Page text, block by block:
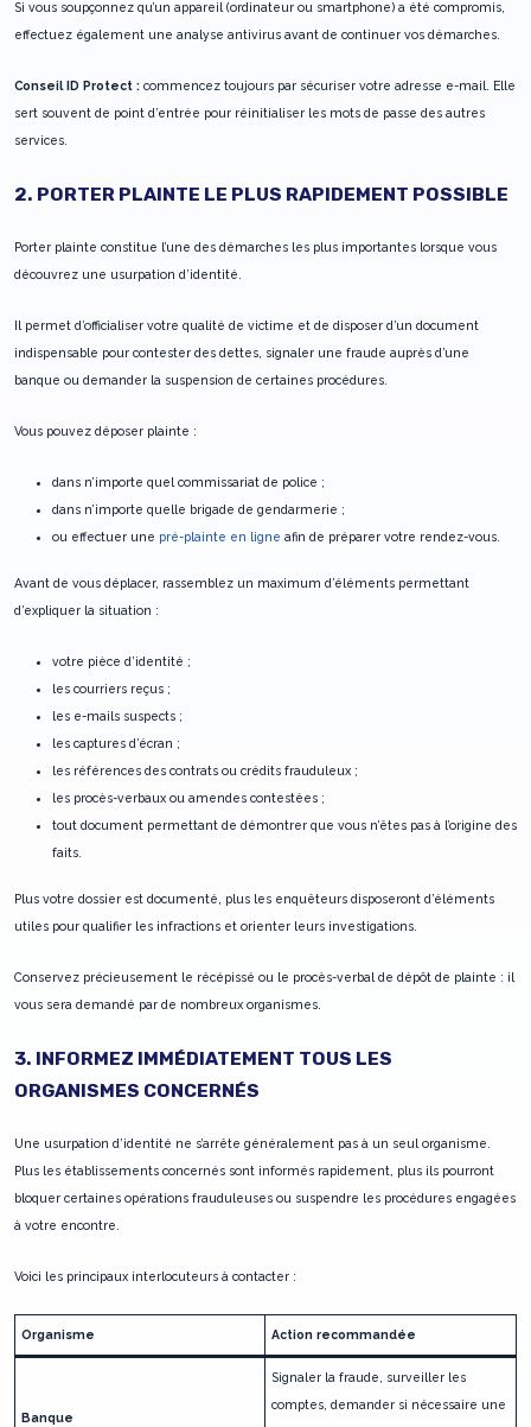
Si vous soupçonnez qu’un appareil (ordinateur ou smartphone) a été compromis,
effectuez également une analyse antivirus avant de continuer vos démarches.
Conseil ID Protect : commencez toujours par sécuriser votre adresse e-mail. Elle
sert souvent de point d’entrée pour réinitialiser les mots de passe des autres
services.
2. PORTER PLAINTE LE PLUS RAPIDEMENT POSSIBLE
Porter plainte constitue l’une des démarches les plus importantes lorsque vous
découvrez une usurpation d’identité.
Il permet d’officialiser votre qualité de victime et de disposer d’un document
indispensable pour contester des dettes, signaler une fraude auprès d’une
banque ou demander la suspension de certaines procédures.
Vous pouvez déposer plainte :
dans n’importe quel commissariat de police ;
dans n’importe quelle brigade de gendarmerie ;
ou effectuer une pré-plainte en ligne afin de préparer votre rendez-vous.
Avant de vous déplacer, rassemblez un maximum d’éléments permettant
d’expliquer la situation :
votre pièce d’identité ;
les courriers reçus ;
les e-mails suspects ;
les captures d’écran ;
les références des contrats ou crédits frauduleux ;
les procès-verbaux ou amendes contestées ;
tout document permettant de démontrer que vous n’êtes pas à l’origine des
faits.
Plus votre dossier est documenté, plus les enquêteurs disposeront d’éléments
utiles pour qualifier les infractions et orienter leurs investigations.
Conservez précieusement le récépissé ou le procès-verbal de dépôt de plainte : il
vous sera demandé par de nombreux organismes.
3. INFORMEZ IMMÉDIATEMENT TOUS LES
ORGANISMES CONCERNÉS
Une usurpation d’identité ne s’arrête généralement pas à un seul organisme.
Plus les établissements concernés sont informés rapidement, plus ils pourront
bloquer certaines opérations frauduleuses ou suspendre les procédures engagées
à votre encontre.
Voici les principaux interlocuteurs à contacter :
Organisme Action recommandée
Banque
Signaler la fraude, surveiller les
comptes, demander si nécessaire une